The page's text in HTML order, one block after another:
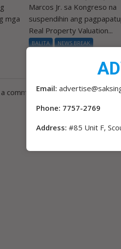
mga
Marcos Jr. sa Kongreso na
suspendihin ang
Real Property Valuation...
BALITA NEWS BREAK
comment.Email:
Phone: 7757-2769
Address: #85 Unit F,